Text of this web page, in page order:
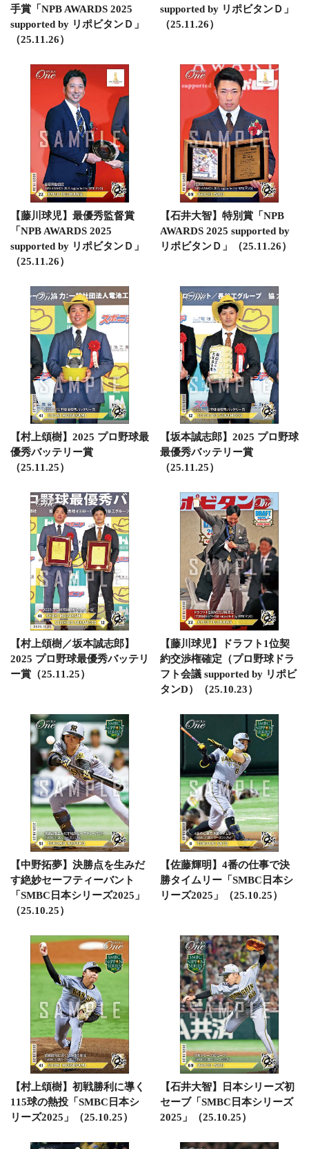
手賞「NPB AWARDS 2025
supported by リポビタンＤ」
（25.11.26）
supported by リポビタンＤ」
（25.11.26）
【藤川球児】最優秀監督賞
「NPB AWARDS 2025
supported by リポビタンＤ」
（25.11.26）
【石井大智】特別賞「NPB
AWARDS 2025 supported by
リポビタンＤ」（25.11.26）
【村上頌樹】2025 プロ野球最
優秀バッテリー賞
（25.11.25）
【坂本誠志郎】2025 プロ野球
最優秀バッテリー賞
（25.11.25）
【村上頌樹／坂本誠志郎】
2025 プロ野球最優秀バッテリ
ー賞（25.11.25）
【藤川球児】ドラフト1位契
約交渉権確定（プロ野球ドラ
フト会議 supported by リポビ
タンD）（25.10.23）
【中野拓夢】決勝点を生みだ
す絶妙セーフティーバント
「SMBC日本シリーズ2025」
（25.10.25）
【佐藤輝明】4番の仕事で決
勝タイムリー「SMBC日本シ
リーズ2025」（25.10.25）
【村上頌樹】初戦勝利に導く
115球の熱投「SMBC日本シ
リーズ2025」（25.10.25）
【石井大智】日本シリーズ初
セーブ「SMBC日本シリーズ
2025」（25.10.25）